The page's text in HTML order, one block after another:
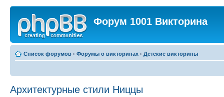
Форум 1001 Викторина
Список форумов ‹ Форумы о викторинах ‹ Детские викторины
Архитектурные стили Ниццы